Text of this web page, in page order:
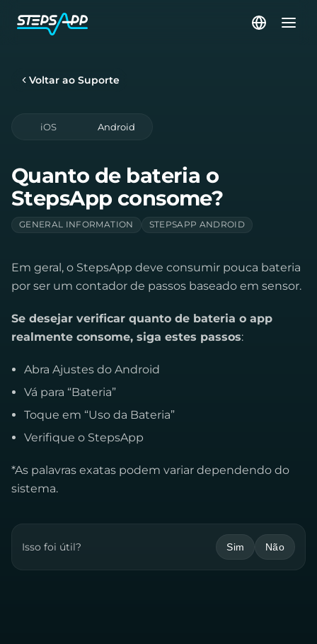
Voltar ao Suporte
iOS Android
Quanto de bateria o
StepsApp consome?
GENERAL INFORMATION STEPSAPP ANDROID
Em geral, o StepsApp deve consumir pouca bateria
por ser um contador de passos baseado em sensor.
Se desejar verificar quanto de bateria o app
realmente consome, siga estes passos:
Abra Ajustes do Android
Vá para “Bateria”
Toque em “Uso da Bateria”
Verifique o StepsApp
*As palavras exatas podem variar dependendo do
sistema.
Isso foi útil? Sim Não